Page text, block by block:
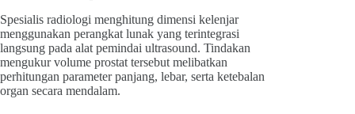
Spesialis radiologi menghitung dimensi kelenjar
menggunakan perangkat lunak yang terintegrasi
langsung pada alat pemindai ultrasound. Tindakan
mengukur volume prostat tersebut melibatkan
perhitungan parameter panjang, lebar, serta ketebalan
organ secara mendalam.